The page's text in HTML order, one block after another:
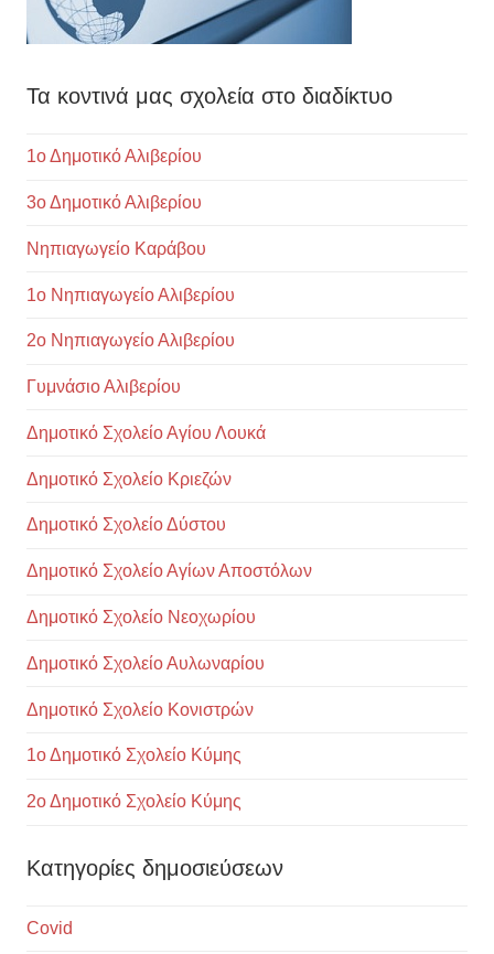
Τα κοντινά μας σχολεία στο διαδίκτυο
1ο Δημοτικό Αλιβερίου
3ο Δημοτικό Αλιβερίου
Νηπιαγωγείο Καράβου
1ο Νηπιαγωγείο Αλιβερίου
2ο Νηπιαγωγείο Αλιβερίου
Γυμνάσιο Αλιβερίου
Δημοτικό Σχολείο Αγίου Λουκά
Δημοτικό Σχολείο Κριεζών
Δημοτικό Σχολείο Δύστου
Δημοτικό Σχολείο Αγίων Αποστόλων
Δημοτικό Σχολείο Νεοχωρίου
Δημοτικό Σχολείο Αυλωναρίου
Δημοτικό Σχολείο Κονιστρών
1ο Δημοτικό Σχολείο Κύμης
2ο Δημοτικό Σχολείο Κύμης
Κατηγορίες δημοσιεύσεων
Covid